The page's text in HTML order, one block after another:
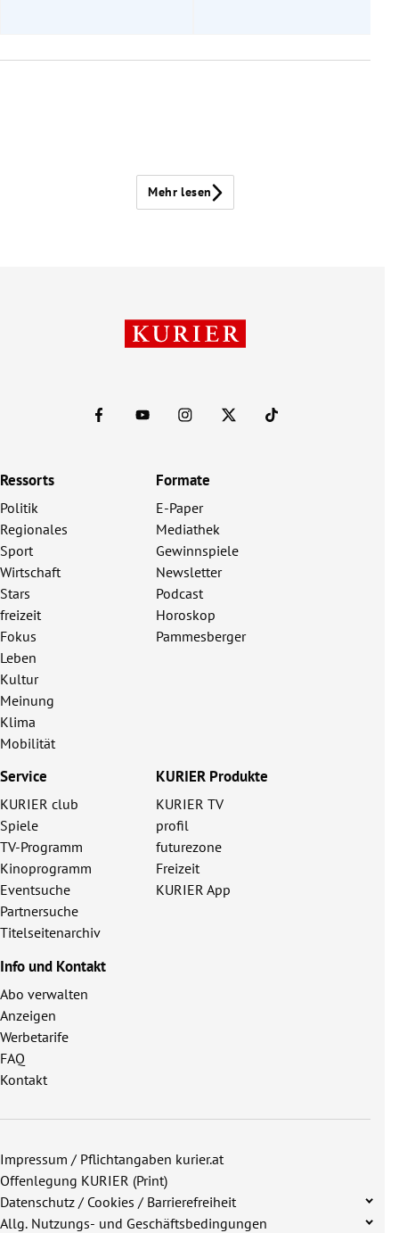
Mehr lesen
Ressorts
Politik
Regionales
Sport
Wirtschaft
Stars
freizeit
Fokus
Leben
Kultur
Meinung
Klima
Mobilität
Formate
E-Paper
Mediathek
Gewinnspiele
Newsletter
Podcast
Horoskop
Pammesberger
Service
KURIER club
Spiele
TV-Programm
Kinoprogramm
Eventsuche
Partnersuche
Titelseitenarchiv
KURIER Produkte
KURIER TV
profil
futurezone
Freizeit
KURIER App
Info und Kontakt
Abo verwalten
Anzeigen
Werbetarife
FAQ
Kontakt
Impressum / Pflichtangaben kurier.at
Offenlegung KURIER (Print)
Datenschutz / Cookies / Barrierefreiheit
Allg. Nutzungs- und Geschäftsbedingungen